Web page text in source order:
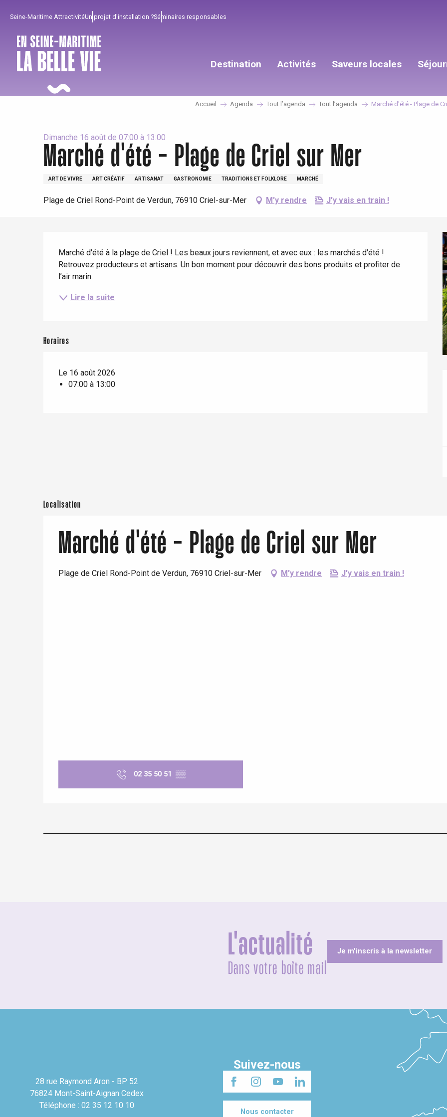
principal
Seine-Maritime AttractivitéUn projet d'installation ?Séminaires responsables
Destination
Offranville
Dieppe
Activités
Pour profiter
Avec les enfants
Entre amis
Saveurs locales
Incontournables
Bien de chez nous !
mer
Accueil Agenda Tout l’agenda Tout l’agenda Marché d'été - Plage de
Dimanche 16 août de 07:00 à 13:00
Marché d'été - Plage de Criel sur Mer
ART DE VIVRE ART CRÉATIF ARTISANAT GASTRONOMIE TRADITIONS ET FOLKLORE MARCHÉ
Plage de Criel Rond-Point de Verdun, 76910 Criel-sur-Mer M'y rendre J'y vais en train !
Marché d'été à la plage de Criel ! Les beaux jours reviennent, et avec eux : les marchés d'été !
Retrouvez producteurs et artisans. Un bon moment pour découvrir des bons produits et profiter de
l’air marin.
Lire la suite
Horaires
Le 16 août 2026
07:00 à 13:00
Localisation
Marché d'été - Plage de Criel sur Mer
Plage de Criel Rond-Point de Verdun, 76910 Criel-sur-Mer M'y rendre J'y vais en train !
02 35 50 51 ▒▒
L'actualité
Dans votre boîte mail
Je m'inscris à la newsletter
28 rue Raymond Aron - BP 52
76824 Mont-Saint-Aignan Cedex
Téléphone : 02 35 12 10 10
Suivez-nous
Nous contacter